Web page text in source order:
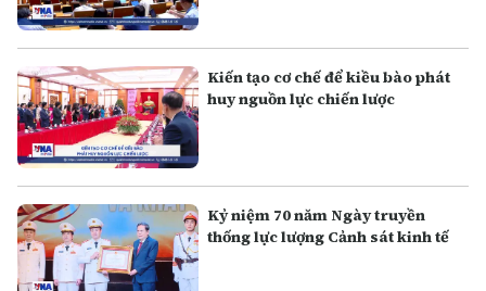
Kiến tạo cơ chế để kiều bào phát
huy nguồn lực chiến lược
Kỷ niệm 70 năm Ngày truyền
thống lực lượng Cảnh sát kinh tế